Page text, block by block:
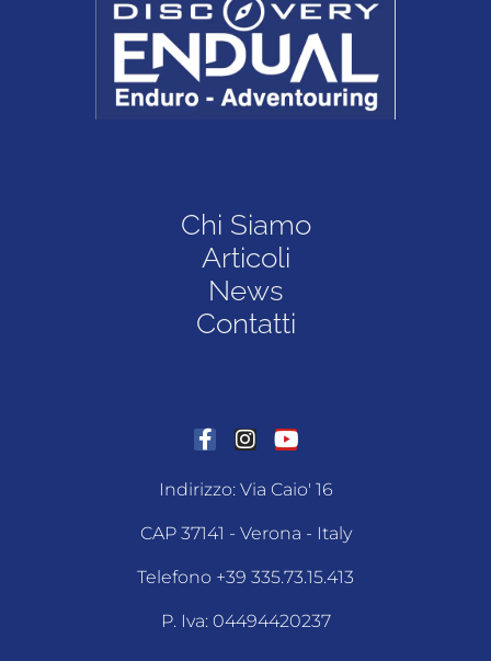
Chi Siamo
Articoli
News
Contatti
Indirizzo: Via Caio' 16
CAP 37141 - Verona - Italy
Telefono +39 335.73.15.413
P. Iva: 04494420237